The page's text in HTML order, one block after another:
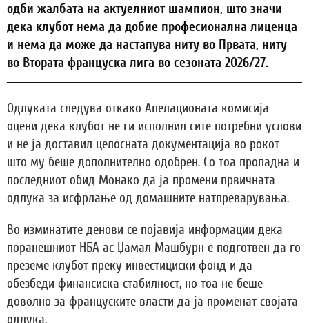
одби жалбата на актуелниот шампион, што значи
дека клубот нема да добие професионална лиценца
и нема да може да настапува ниту во Првата, ниту
во Втората француска лига во сезоната 2026/27.
Одлуката следува откако Апелационата комисија
оцени дека клубот не ги исполнил сите потребни услови
и не ја доставил целосната документација во рокот
што му беше дополнително одобрен. Со тоа пропадна и
последниот обид Монако да ја промени првичната
одлука за исфрлање од домашните натпреварувања.
Во изминатите денови се појавија информации дека
поранешниот НБА ас Џамал Машбурн е подготвен да го
преземе клубот преку инвестициски фонд и да
обезбеди финансиска стабилност, но тоа не беше
доволно за француските власти да ја променат својата
одлука.